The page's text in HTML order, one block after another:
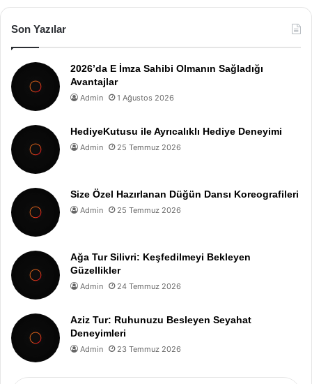
Son Yazılar
2026’da E İmza Sahibi Olmanın Sağladığı
Avantajlar
Admin 1 Ağustos 2026
HediyeKutusu ile Ayrıcalıklı Hediye Deneyimi
Admin 25 Temmuz 2026
Size Özel Hazırlanan Düğün Dansı Koreografileri
Admin 25 Temmuz 2026
Ağa Tur Silivri: Keşfedilmeyi Bekleyen
Güzellikler
Admin 24 Temmuz 2026
Aziz Tur: Ruhunuzu Besleyen Seyahat
Deneyimleri
Admin 23 Temmuz 2026